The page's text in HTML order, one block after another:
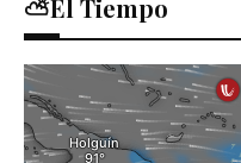
⛅El Tiempo